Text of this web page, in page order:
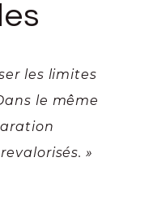
les limites
le même
»